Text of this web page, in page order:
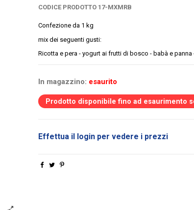
CODICE PRODOTTO 17-MXMRB
Confezione da 1 kg
mix dei seguenti gusti:
Ricotta e pera - yogurt ai frutti di bosco - babà e
In magazzino: esaurito
Prodotto disponibile fino ad esaurimento
Effettua il login per vedere i prezzi